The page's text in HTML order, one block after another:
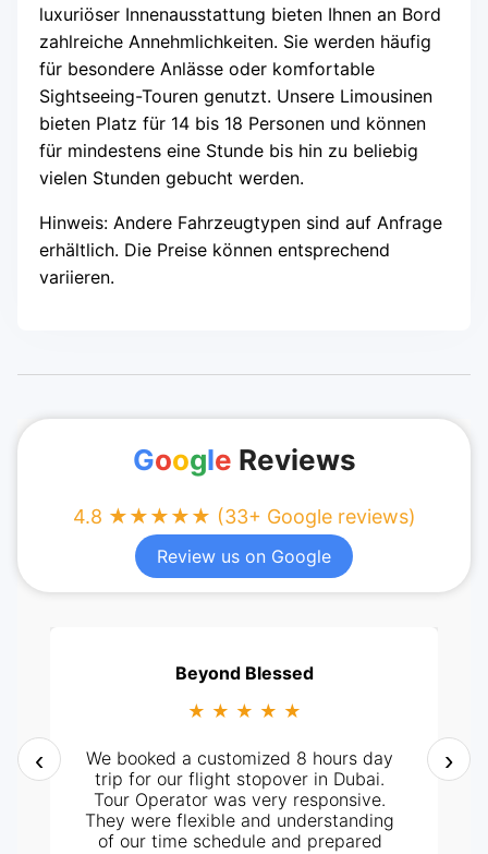
luxuriöser Innenausstattung bieten Ihnen an Bord
zahlreiche Annehmlichkeiten. Sie werden häufig
für besondere Anlässe oder komfortable
Sightseeing-Touren genutzt. Unsere Limousinen
bieten Platz für 14 bis 18 Personen und können
für mindestens eine Stunde bis hin zu beliebig
vielen Stunden gebucht werden.
Hinweis: Andere Fahrzeugtypen sind auf Anfrage
erhältlich. Die Preise können entsprechend
variieren.
Google Reviews
4.8 ★★★★★ (33+ Google reviews)
Review us on Google
Beyond Blessed
★ ★ ★ ★ ★
We booked a customized 8 hours day
trip for our flight stopover in Dubai.
Tour Operator was very responsive.
They were flexible and understanding
of our time schedule and prepared
‹ ›